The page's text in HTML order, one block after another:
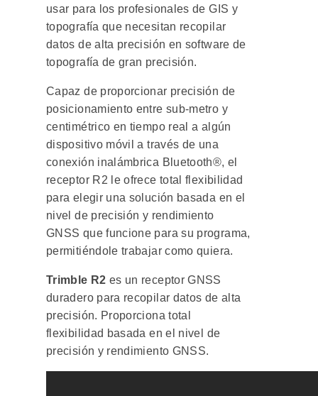
usar para los profesionales de GIS y
topografía que necesitan recopilar
datos de alta precisión en software de
topografía de gran precisión.
Capaz de proporcionar precisión de
posicionamiento entre sub-metro y
centimétrico en tiempo real a algún
dispositivo móvil a través de una
conexión inalámbrica Bluetooth®, el
receptor R2 le ofrece total flexibilidad
para elegir una solución basada en el
nivel de precisión y rendimiento
GNSS que funcione para su programa,
permitiéndole trabajar como quiera.
Trimble R2 es un receptor GNSS
duradero para recopilar datos de alta
precisión. Proporciona total
flexibilidad basada en el nivel de
precisión y rendimiento GNSS.